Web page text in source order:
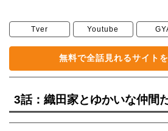
Tver Youtube
無料で全話見れるサイト
3話：織田家とゆかいな仲間